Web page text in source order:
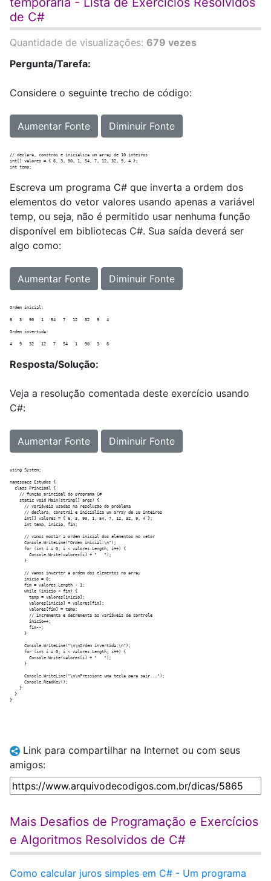
de C#
Quantidade de visualizações: 679 vezes
Pergunta/Tarefa:
Considere o seguinte trecho de código:
Aumentar Fonte Diminuir Fonte
// declara, constrói e inicializa um array de 10 inteiros
int[] valores = { 6, 3, 90, 1, 54, 7, 12, 32, 9, 4 };
Escreva um programa C# que inverta a ordem dos
elementos do vetor valores usando apenas a variável
temp, ou seja, não é permitido usar nenhuma função
disponível em bibliotecas C#. Sua saída deverá ser
algo como:
Aumentar Fonte Diminuir Fonte
Ordem inicial:
6   3   90   1   54   7   12   32   9   4
Ordem invertida:
Resposta/Solução:
Veja a resolução comentada deste exercício usando
C#:
Aumentar Fonte Diminuir Fonte
using System;
namespace Estudos {
  class Principal {
    // função principal do programa C#
    static void Main(string[] args) {
      // varíáveis usadas na resolução do problema
      // declara, constrói e inicializa um array de 10 inteiros
      int[] valores = { 6, 3, 90, 1, 54, 7, 12, 32, 9, 4 };
      int temp, inicio, fim;
      // vamos mostar a ordem inicial dos elementos no vetor
      Console.WriteLine("Ordem inicial:\n");
      for (int i = 0; i < valores.Length; i++) {
        Console.Write(valores[i] + "   ");
      }
      // vamos inverter a ordem dos elementos no array
      inicio = 0;
      fim = valores.Length - 1;
      while (inicio < fim) {
        temp = valores[inicio];
        valores[inicio] = valores[fim];
        valores[fim] = temp;
        // incrementa e decrementa as variáveis de controle
        inicio++;
        fim--;
      }
      Console.WriteLine("\n\nOrdem invertida:\n");
      for (int i = 0; i < valores.Length; i++) {
        Console.Write(valores[i] + "   ");
      }
      Console.WriteLine("\n\nPressione uma tecla para sair...");
      Console.ReadKey();
    }
  }
Link para compartilhar na Internet ou com seus
amigos:
Mais Desafios de Programação e Exercícios
e Algoritmos Resolvidos de C#
Como calcular juros simples em C# - Um programa